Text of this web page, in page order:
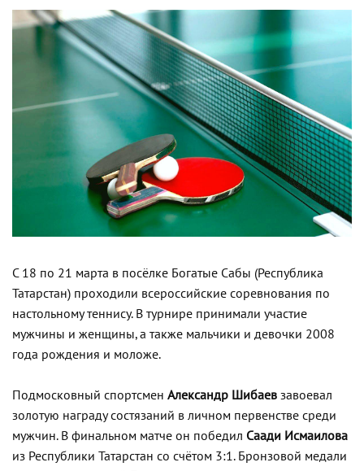
С 18 по 21 марта в посёлке Богатые Сабы (Республика
Татарстан) проходили всероссийские соревнования по
настольному теннису. В турнире принимали участие
мужчины и женщины, а также мальчики и девочки 2008
года рождения и моложе.
Подмосковный спортсмен Александр Шибаев завоевал
золотую награду состязаний в личном первенстве среди
мужчин. В финальном матче он победил Саади Исмаилова
из Республики Татарстан со счётом 3:1. Бронзовой медали